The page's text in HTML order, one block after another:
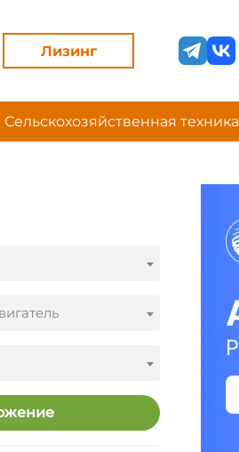
Лизинг
Сельскохозяйственная техника